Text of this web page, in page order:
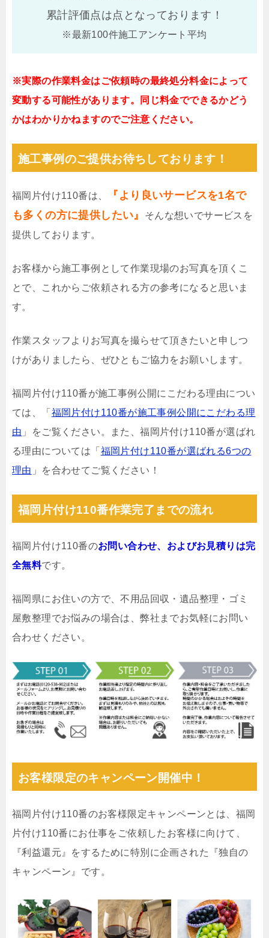
累計評価点は点となっております！
※最新100件施工アンケート平均
※実際の作業料金はご依頼時の最終処分料金によって
変動する可能性があります。同じ料金でできるかどう
かはわかりかねますのでご注意ください。
施工事例のご提供お待ちしております！
福岡片付け110番は、
『より良いサービスを1名で
も多くの方に提供したい』
そんな想いでサービスを
提供しております。
お客様から施工事例として作業現場のお写真を頂くこ
とで、これからご依頼される方の参考になると思いま
す。
作業スタッフよりお写真を撮らせて頂きたいと申しつ
けがありましたら、ぜひともご協力をお願いします。
福岡片付け110番が施工事例公開にこだわる理由につい
ては、「 福岡片付け110番が施工事例公開にこだわる理
由 」をご覧ください。また、福岡片付け110番が選ばれ
る理由については「 福岡片付け110番が選ばれる6つの
理由 」を合わせてご覧ください！
福岡片付け110番作業完了までの流れ
福岡片付け110番のお問い合わせ、およびお見積りは完
全無料です。
福岡県にお住いの方で、不用品回収・遺品整理・ゴミ
屋敷整理でお悩みの場合は、弊社までお気軽にお問い
合わせください。
お客様限定のキャンペーン開催中！
福岡片付け110番のお客様限定キャンペーンとは、福岡
片付け110番にお仕事をご依頼したお客様に向けて、
『利益還元』をするために特別に企画された『独自の
キャンペーン』です。